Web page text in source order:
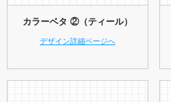
カラーベタ ②（ティール）
デザイン詳細ページへ